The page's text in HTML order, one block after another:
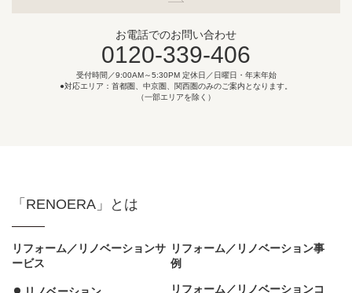
お電話でのお問い合わせ
0120-339-406
受付時間／9:00AM～5:30PM 定休日／日曜日・年末年始
●対応エリア：首都圏、中京圏、関西圏のみのご案内となります。
（一部エリアを除く）
「RENOERA」とは
リフォーム／リノベーションサ
ービス
リフォーム／リノベーション事
例
リフォーム／リノベーションコ